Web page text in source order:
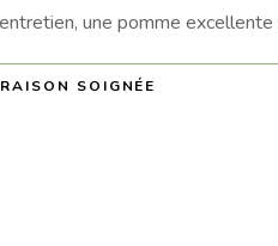
une pomme excellente
SOIGNÉE